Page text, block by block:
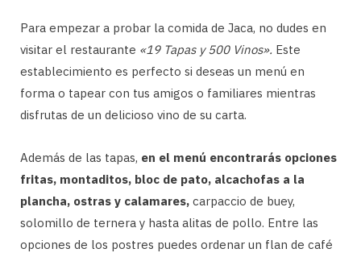
Para empezar a probar la comida de Jaca, no dudes en
visitar el restaurante «19 Tapas y 500 Vinos». Este
establecimiento es perfecto si deseas un menú en
forma o tapear con tus amigos o familiares mientras
disfrutas de un delicioso vino de su carta.
Además de las tapas, en el menú encontrarás opciones
fritas, montaditos, bloc de pato, alcachofas a la
plancha, ostras y calamares, carpaccio de buey,
solomillo de ternera y hasta alitas de pollo. Entre las
opciones de los postres puedes ordenar un flan de café